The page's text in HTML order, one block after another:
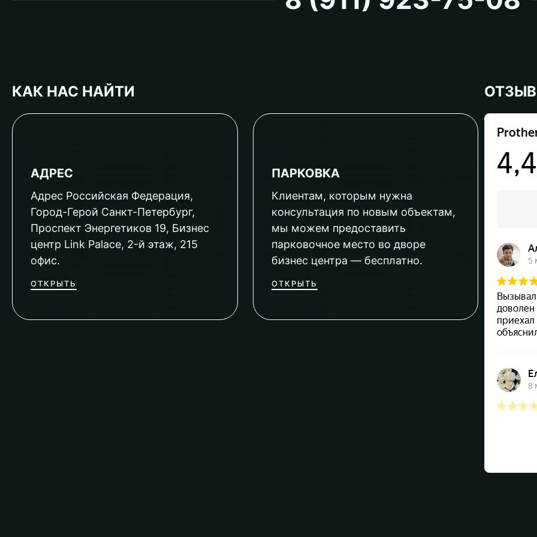
КАК НАС НАЙТИ
АДРЕС
Адрес Российская Федерация,
Город-Герой Санкт-Петербург,
Проспект Энергетиков 19, Бизнес
центр Link Palace, 2-й этаж, 215
офис.
ОТКРЫТЬ
ПАРКОВКА
Клиентам, которым нужна
консультация по новым объектам,
мы можем предоставить
парковочное место во дворе
бизнес центра — бесплатно.
ОТКРЫТЬ